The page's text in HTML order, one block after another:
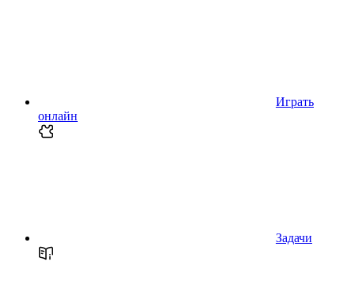
Играть
онлайн
Задачи